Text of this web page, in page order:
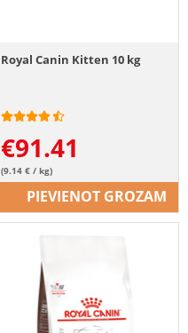
Royal Canin Kitten 10 kg
€91.41
(9.14 € / kg)
PIEVIENOT GROZAM